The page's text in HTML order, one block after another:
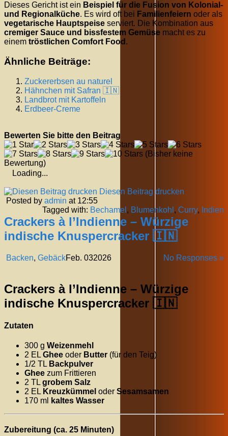
Dieses Gericht ist ein Beispiel für die Fusion von Kolonial-
und Regionalküche. Es wird oft bei Familienfeiern oder als
vegetarische Hauptspeise serviert. Die Kombination aus
cremiger Sauce und bissfestem Gemüse macht es zu
einem tröstlichen Comfort Food .
Ähnliche Beiträge:
Zuckererbsen au naturel
Hähnchen mit Safran 🇮🇳
Landbrot mit Kartoffeln
Erdbeer-Creme
Bewerten Sie bitte den Beitrag
(Bisher keine
Bewertung)
Loading...
Diesen Beitrag drucken
Posted by admin at 12:55
Tagged with: Bechamel , Blumenkohl , Curry, Indien
Crackers à l’Indienne – Würzige
indische Knuspercracker 🇮🇳
Backen, Gebäck No Responses »
Feb. 032026
Crackers à l’Indienne – Würzige
indische Knuspercracker 🇮🇳
Zutaten
300 g Weizenmehl
2 EL Ghee oder Butter (für den Teig)
1/2 TL Backpulver
Ghee zum Frittieren
2 TL grobem Salz
2 EL Kreuzkümmel oder Sesamsamen
170 ml
kaltes Wasser
Zubereitung (ca. 25 Minuten)